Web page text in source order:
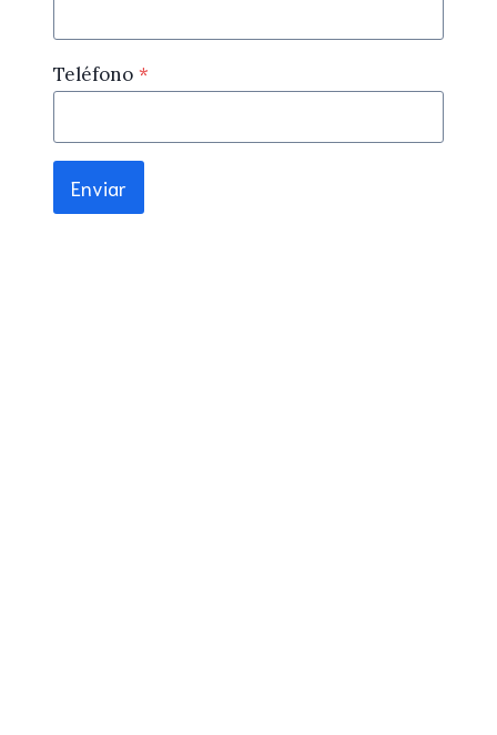
Teléfono *
Enviar